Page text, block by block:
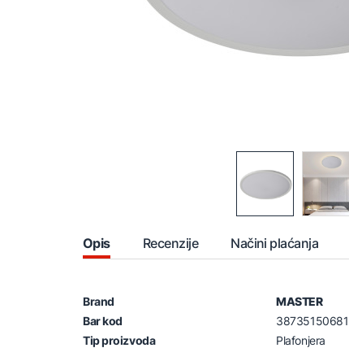
Opis Recenzije Načini plaćanja
Brand
MASTER
Bar kod
Tip proizvoda
Plafonjera